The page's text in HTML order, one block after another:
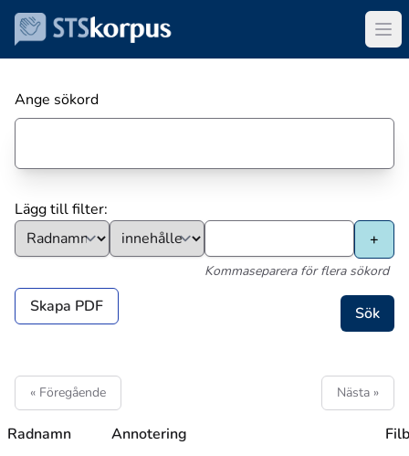
Ange sökord
Lägg till filter:
Kommaseparera för flera sökord
Skapa PDF
« Föregående Nästa »
Radnamn Annotering